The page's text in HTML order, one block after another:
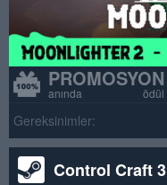
PROMOSYON
anında ödül
Gereksinimler:
Control Craft 3